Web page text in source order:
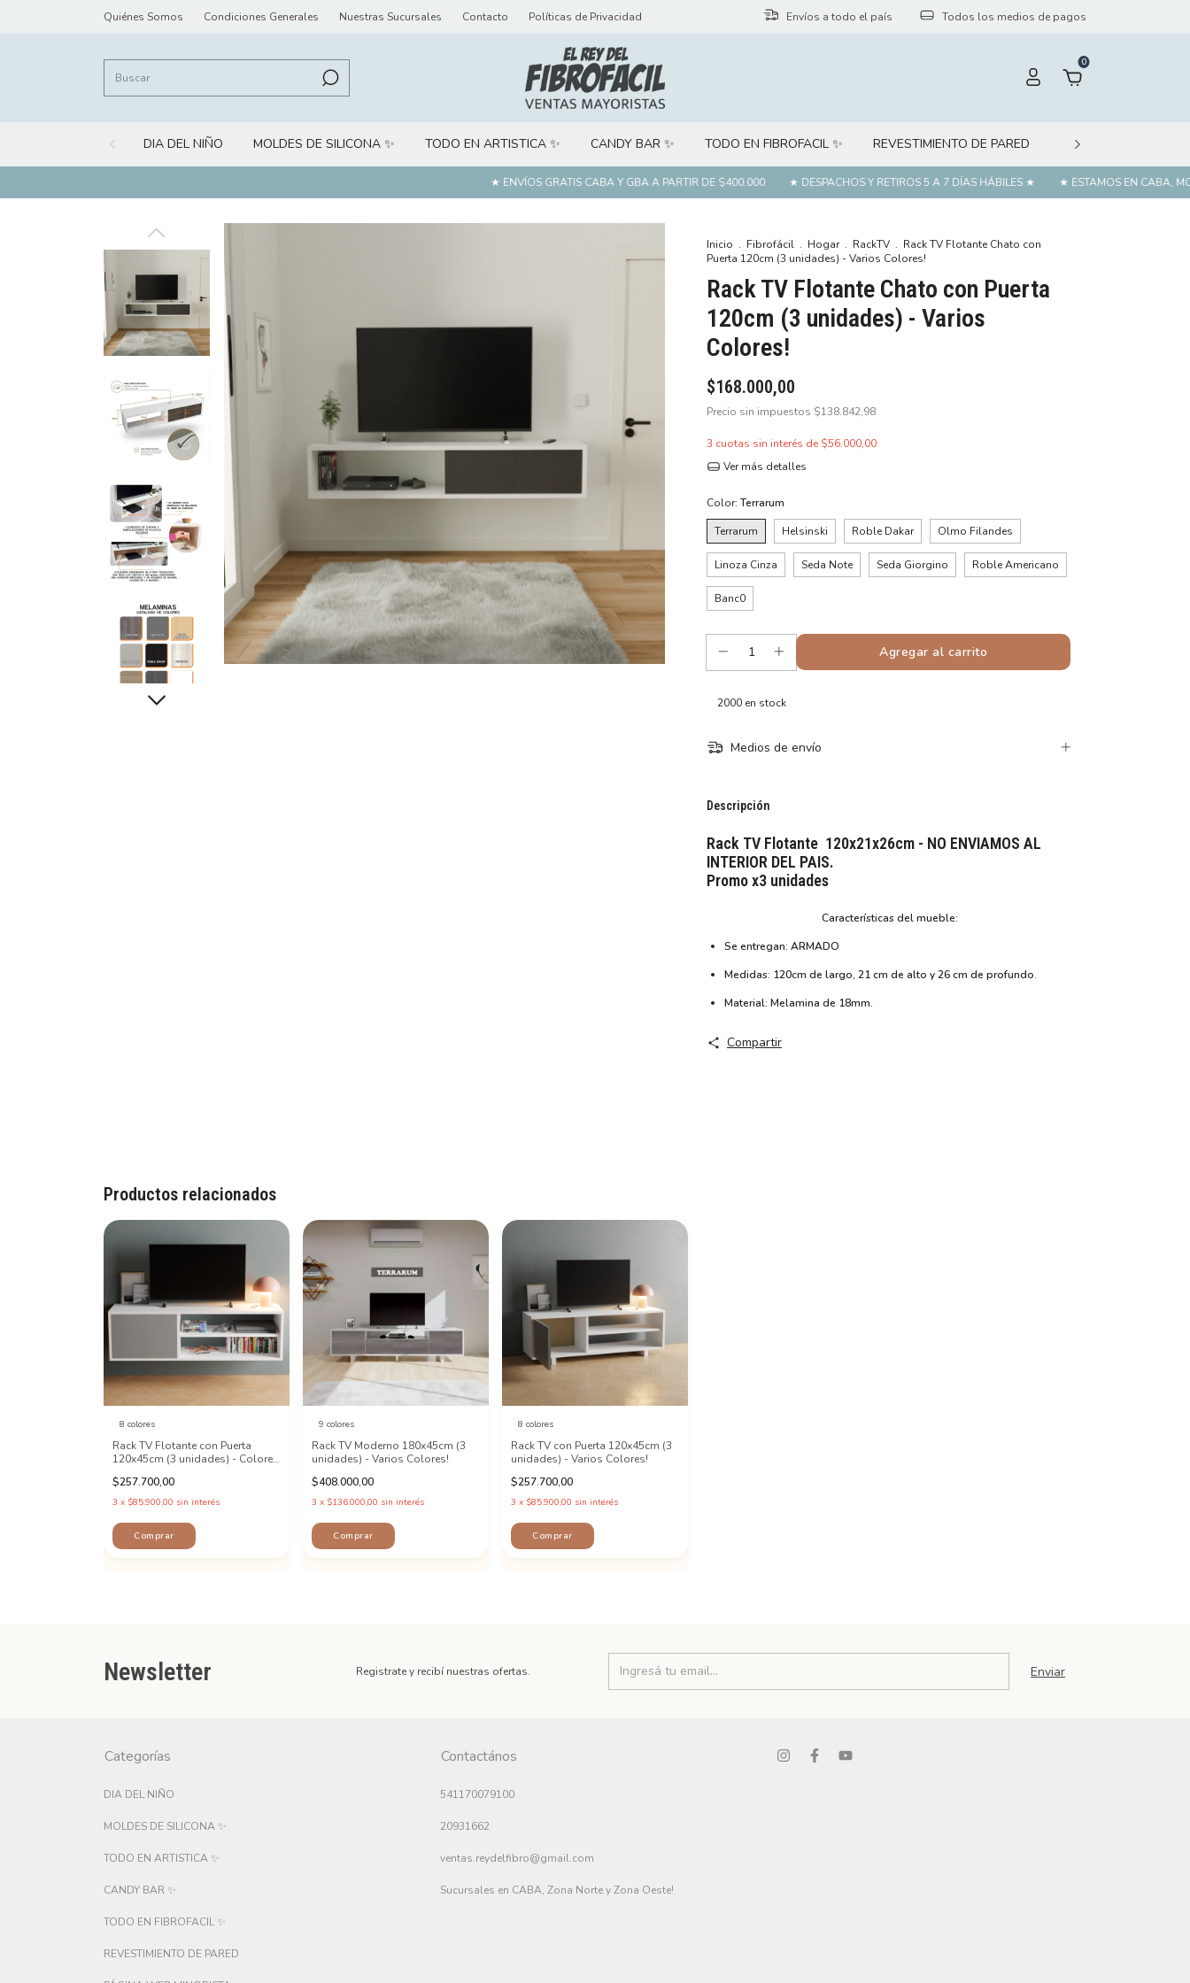
Quiénes Somos Condiciones Generales Nuestras Sucursales Contacto Políticas de Privacidad Envíos a todo el país Todos los medios de pagos
0
DIA DEL NIÑO MOLDES DE SILICONA ✨ TODO EN ARTISTICA ✨ CANDY BAR ✨ TODO EN FIBROFACIL ✨ REVESTIMIENTO DE PARED PÁGINA WEB
★ ENVÍOS GRATIS CABA Y GBA A PARTIR DE $400.000 ★ DESPACHOS Y RETIROS 5 A 7 DÍAS HÁBILES ★ ★ ESTAMOS EN CABA,
Inicio . Fibrofácil . Hogar . RackTV . Rack TV Flotante Chato con
Puerta 120cm (3 unidades) - Varios Colores!
Rack TV Flotante Chato con Puerta
120cm (3 unidades) - Varios
Colores!
$168.000,00
Precio sin impuestos $138.842,98
3 cuotas sin interés de $56.000,00
Ver más detalles
Color:Terrarum
Terrarum
Helsinski Roble Dakar Olmo Filandes
Linoza Cinza Seda Note Seda Giorgino Roble Americano
Banc0
2000en stock
Medios de envío
Descripción
Rack TV Flotante 120x21x26cm - NO ENVIAMOS AL
INTERIOR DEL PAIS.
Promo x3 unidades
Características del mueble:
Se entregan: ARMADO
Medidas: 120cm de largo, 21 cm de alto y 26 cm de profundo.
Material: Melamina de 18mm.
Compartir
Productos relacionados
8 colores
Rack TV Flotante con Puerta
120x45cm (3 unidades) - Colores
$257.700,00
3 x $85.900,00 sin interés
Comprar
9 colores
Rack TV Moderno 180x45cm (3
unidades) - Varios Colores!
$408.000,00
3 x $136.000,00 sin interés
Comprar
8 colores
Rack TV con Puerta 120x45cm (3
unidades) - Varios Colores!
$257.700,00
3 x $85.900,00 sin interés
Comprar
Newsletter Registrate y recibí nuestras ofertas.
Categorías
DIA DEL NIÑO
MOLDES DE SILICONA ✨
TODO EN ARTISTICA ✨
CANDY BAR ✨
TODO EN FIBROFACIL ✨
REVESTIMIENTO DE PARED
Contactános
541170079100
20931662
ventas.reydelfibro@gmail.com
Sucursales en CABA, Zona Norte y Zona Oeste!